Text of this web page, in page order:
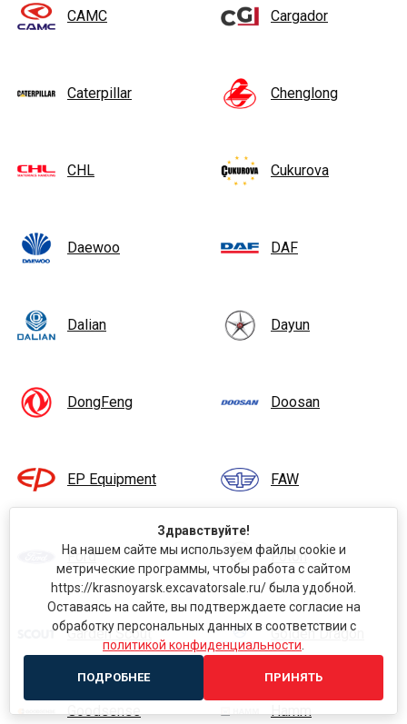
CAMC Cargador
Caterpillar Chenglong
CHL Cukurova
Daewoo DAF
Dalian Dayun
DongFeng Doosan
EP Equipment FAW
Ford Foton
Garden Scout Golden Dragon
Goodsense Hamm
Здравствуйте!
На нашем сайте мы используем файлы cookie и
метрические программы, чтобы работа с сайтом
https://krasnoyarsk.excavatorsale.ru/ была удобной.
Оставаясь на сайте, вы подтверждаете согласие на
обработку персональных данных в соответствии с
политикой конфиденциальности
ПОДРОБНЕЕ ПРИНЯТЬ